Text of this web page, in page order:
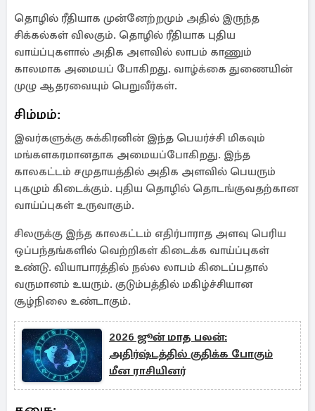
தொழில் ரீதியாக முன்னேற்றமும் அதில் இருந்த
சிக்கல்கள் விலகும். தொழில் ரீதியாக புதிய
வாய்ப்புகளால் அதிக அளவில் லாபம் காணும்
காலமாக அமையப் போகிறது. வாழ்க்கை துணையின்
முழு ஆதரவையும் பெறுவீர்கள்.
சிம்மம்:
இவர்களுக்கு சுக்கிரனின் இந்த பெயர்ச்சி மிகவும்
மங்களகரமானதாக அமையப்போகிறது. இந்த
காலகட்டம் சமுதாயத்தில் அதிக அளவில் பெயரும்
புகழும் கிடைக்கும். புதிய தொழில் தொடங்குவதற்கான
வாய்ப்புகள் உருவாகும்.
சிலருக்கு இந்த காலகட்டம் எதிர்பாராத அளவு பெரிய
ஒப்பந்தங்களில் வெற்றிகள் கிடைக்க வாய்ப்புகள்
உண்டு. வியாபாரத்தில் நல்ல லாபம் கிடைப்பதால்
வருமானம் உயரும். குடும்பத்தில் மகிழ்ச்சியான
சூழ்நிலை உண்டாகும்.
2026 ஜூன் மாத பலன்:
அதிர்ஷ்டத்தில் குதிக்க போகும்
மீன ராசியினர்